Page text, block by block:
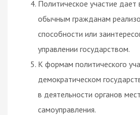
Политическое участие
обычным гражданам
способности или
управлении государством.
К формам политического
демократическом
в деятельности органов
самоуправления.